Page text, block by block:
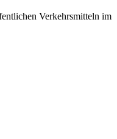
Verkehrsmitteln im